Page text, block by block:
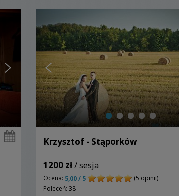
Krzysztof - Stąporków
1200 zł/ sesja
Ocena: 5,00 / 5
(5 opinii)
Poleceń: 38